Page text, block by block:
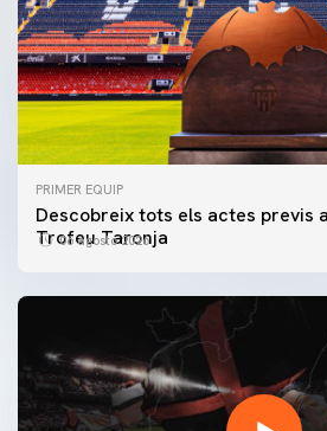
PRIMER EQUIP
Descobreix tots els actes previs
Trofeu Taronja
06 agosto 2026